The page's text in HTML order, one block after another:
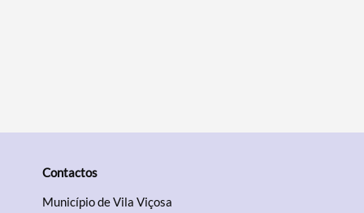
Contactos
Município de Vila Viçosa